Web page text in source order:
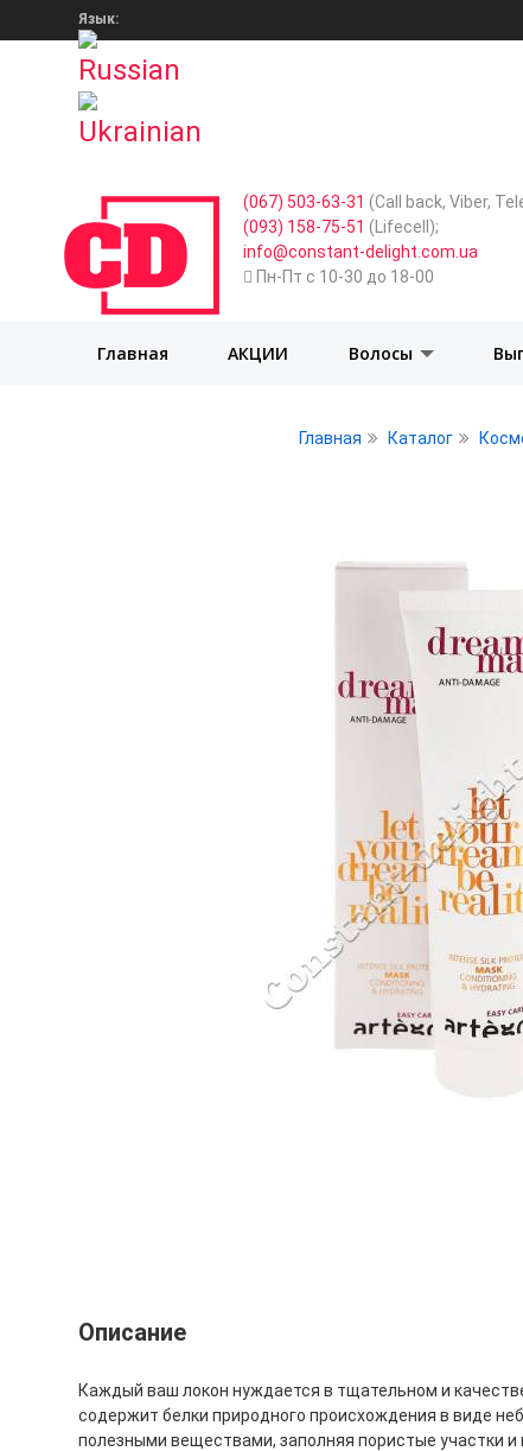
Язык:
(067) 503-63-31 (Call back, Viber,
(093) 158-75-51 (Lifecell);
info@constant-delight.com.ua
Пн-Пт с 10-30 до 18-00
Главная АКЦИИ Волосы
Главная Каталог
Описание
Каждый ваш локон нуждается в тщательном и
содержит белки природного происхождения в виде
полезными веществами, заполняя пористые участки